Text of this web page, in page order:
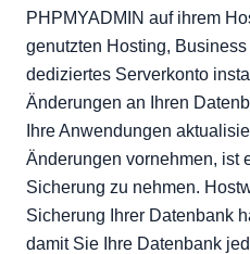
PHPMYADMIN auf ihrem
genutzten Hosting,
dediziertes Serverkonto
Änderungen an Ihren
Ihre Anwendungen
Änderungen vornehmen, ist
Sicherung zu nehmen.
Sicherung Ihrer Datenbank
damit Sie Ihre Datenbank